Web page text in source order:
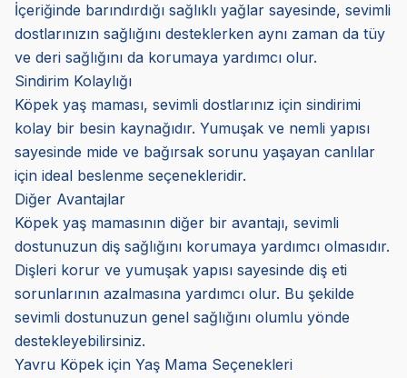
İçeriğinde barındırdığı sağlıklı yağlar sayesinde, sevimli
dostlarınızın sağlığını desteklerken aynı zaman da tüy
ve deri sağlığını da korumaya yardımcı olur.
Sindirim Kolaylığı
Köpek yaş maması, sevimli dostlarınız için sindirimi
kolay bir besin kaynağıdır. Yumuşak ve nemli yapısı
sayesinde mide ve bağırsak sorunu yaşayan canlılar
için ideal beslenme seçenekleridir.
Diğer Avantajlar
Köpek yaş mamasının diğer bir avantajı, sevimli
dostunuzun diş sağlığını korumaya yardımcı olmasıdır.
Dişleri korur ve yumuşak yapısı sayesinde diş eti
sorunlarının azalmasına yardımcı olur. Bu şekilde
sevimli dostunuzun genel sağlığını olumlu yönde
destekleyebilirsiniz.
Yavru Köpek için Yaş Mama Seçenekleri